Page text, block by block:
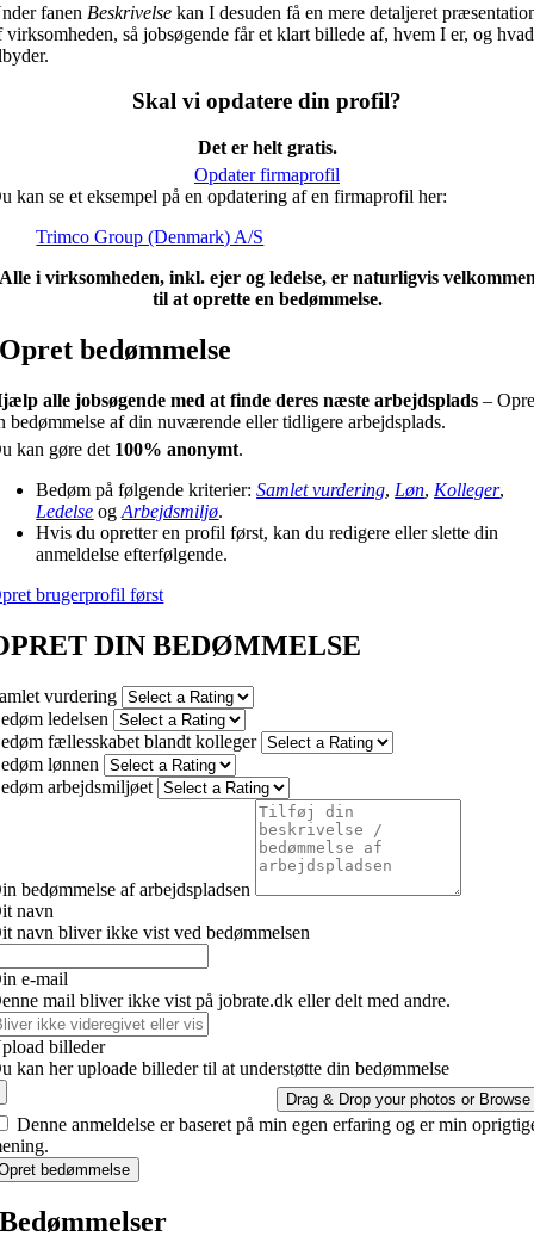
fanen Beskrivelse kan I desuden få en mere detaljeret
virksomheden, så jobsøgende får et klart billede af, hvem I er, og
Skal vi opdatere din profil?
Det er helt gratis.
Opdater firmaprofil
kan se et eksempel på en opdatering af en firmaprofil her:
Trimco Group (Denmark) A/S
i virksomheden, inkl. ejer og ledelse, er naturligvis
til at oprette en bedømmelse.
Opret bedømmelse
alle jobsøgende med at finde deres næste arbejdsplads –
bedømmelse af din nuværende eller tidligere arbejdsplads.
kan gøre det 100% anonymt.
Bedøm på følgende kriterier:Samlet vurdering, Løn, Kolleger,
Ledelse ogArbejdsmiljø.
Hvis du opretter en profil først, kan du redigere eller slette din
anmeldelse efterfølgende.
brugerprofil først
DIN BEDØMMELSE
vurdering
ledelsen
fællesskabet blandt kolleger
lønnen
arbejdsmiljøet
bedømmelse af arbejdspladsen
navn
navn bliver ikke vist ved bedømmelsen
e-mail
mail bliver ikke vist på jobrate.dk eller delt med andre.
billeder
kan her uploade billeder til at understøtte din bedømmelse
Drag & Drop your photos or Browse
Denne anmeldelse er baseret på min egen erfaring og er min
bedømmelse
Bedømmelser